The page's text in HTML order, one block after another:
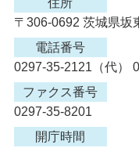
〒306-0692 茨城県坂
電話番号
0297-35-2121（代）
ファクス番号
0297-35-8201
開庁時間